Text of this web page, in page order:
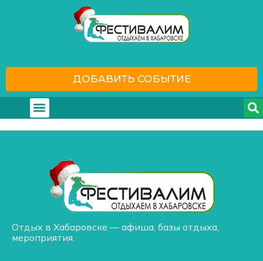
ДОБАВИТЬ СОБЫТИЕ
Отдых в Хабаровске — афиша, базы отдыха,
мероприятия.